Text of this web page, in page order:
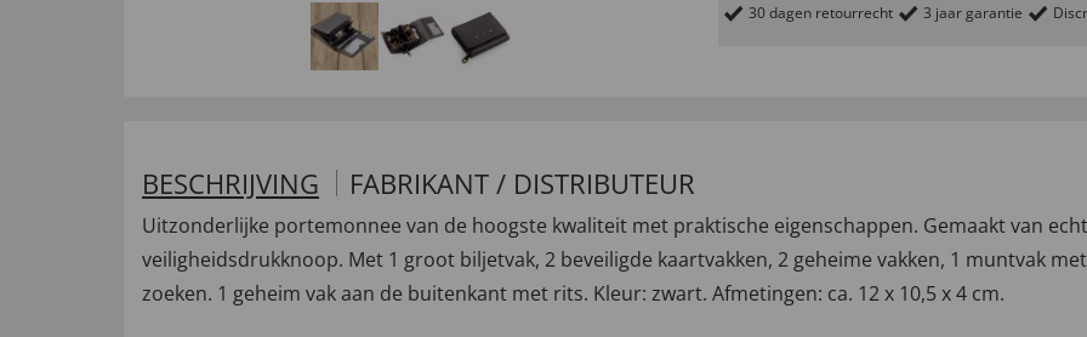
30 dagen retourrecht 3 jaar garantie
BESCHRIJVING FABRIKANT / DISTRIBUTEUR
Uitzonderlijke portemonnee van de hoogste kwaliteit met praktische eigenschappen. Gemaakt van
veiligheidsdrukknoop. Met 1 groot biljetvak, 2 beveiligde kaartvakken, 2 geheime vakken, 1 muntvak
zoeken. 1 geheim vak aan de buitenkant met rits. Kleur: zwart. Afmetingen: ca. 12 x 10,5 x 4 cm.